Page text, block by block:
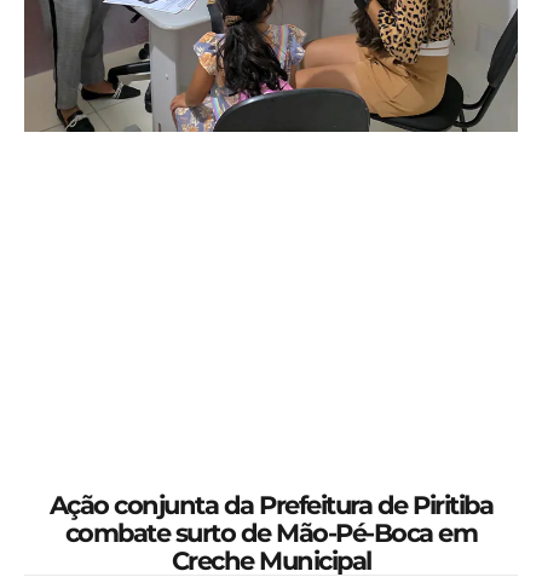
Ação conjunta da Prefeitura de Piritiba
combate surto de Mão-Pé-Boca em
Creche Municipal